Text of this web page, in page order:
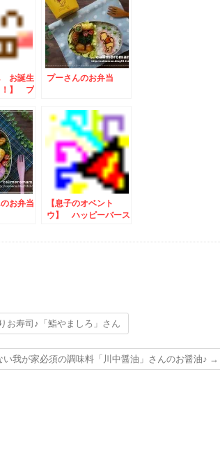
お誕生
！】 プ
プーさんのお弁当
お弁当
【息子のオベント
ウ】 ハッピーバース
お寿司♪「鮨やましろ」さん
我が家必須の調味料「川中醤油」さんのお醤油♪ →